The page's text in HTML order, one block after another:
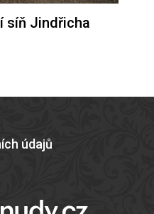
síň Jindřicha
údajů